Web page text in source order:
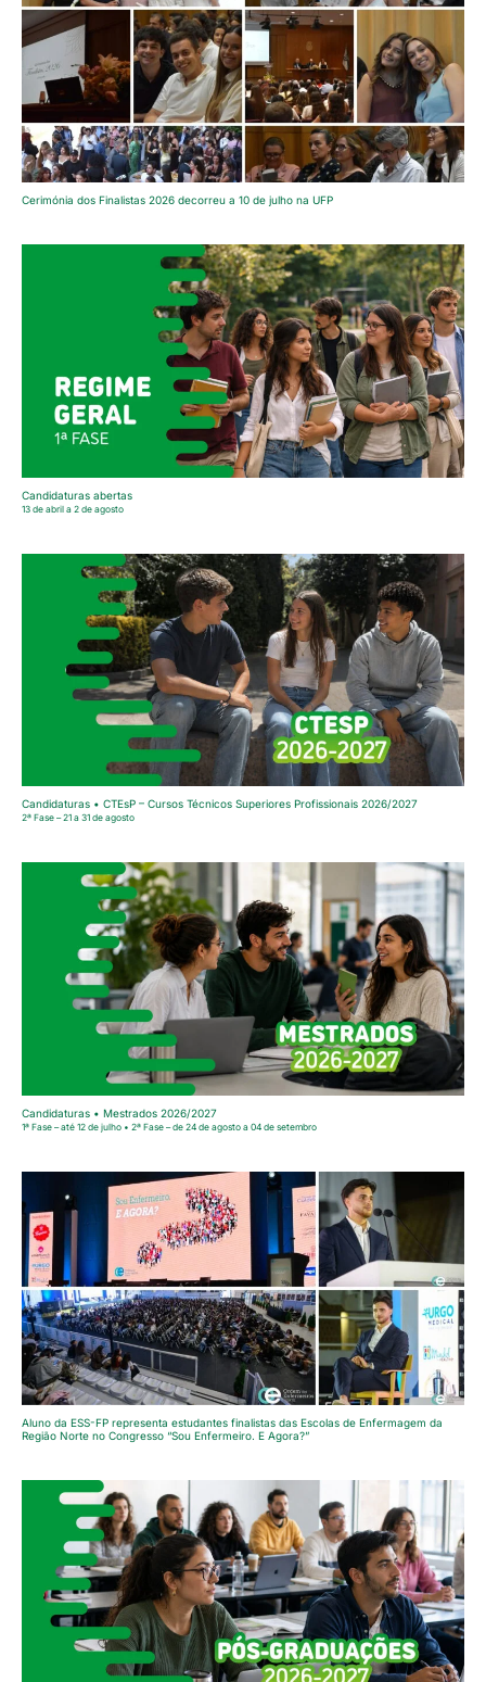
Cerimónia dos Finalistas 2026 decorreu a 10 de julho na UFP
Candidaturas abertas
13 de abril a 2 de agosto
Candidaturas • CTEsP – Cursos Técnicos Superiores Profissionais 2026/2027
2ª Fase – 21 a 31 de agosto
Candidaturas • Mestrados 2026/2027
1ª Fase – até 12 de julho • 2ª Fase – de 24 de agosto a 04 de setembro
Aluno da ESS-FP representa estudantes finalistas das Escolas de Enfermagem da
Região Norte no Congresso “Sou Enfermeiro. E Agora?”